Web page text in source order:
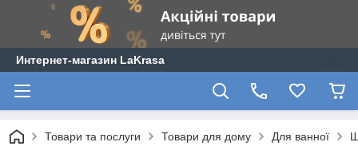
Интернет-магазин LaKrasa
Товари та послуги Товари для дому Для ванної